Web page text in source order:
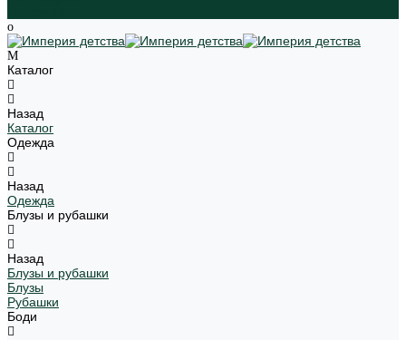
Каталог
Назад
Каталог
Одежда
Назад
Одежда
Блузы и рубашки
Назад
Блузы и рубашки
Блузы
Рубашки
Боди